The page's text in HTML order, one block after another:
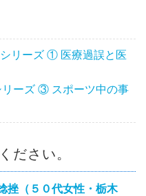
リーズ ① 医療過誤と医
ーズ ③ スポーツ中の事
ださい。
（５０代女性・栃木